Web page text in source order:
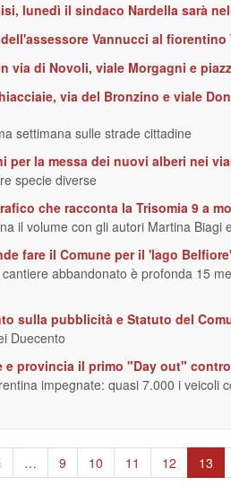
lunedì il sindaco Nardella sarà
Vannucci al
via di Novoli, viale Morgagni e
via del Bronzino e viale
settimana sulle strade cittadine
per la messa dei nuovi alberi nei
specie diverse
che racconta la Trisomia 9 a
il volume con gli autori Martina Biagi
fare il Comune per il 'lago
abbandonato è profonda 15
sulla pubblicità e Statuto del
Duecento
e provincia il primo "Day out"
impegnate: quasi 7.000 i veicoli
… Page
9 Page
10 Page
11 Page
12 13